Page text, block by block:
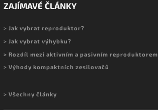
ZAJÍMAVÉ ČLÁNKY
> Jak vybrat reproduktor?
> Jak vybrat výhybku?
> Rozdíl mezi aktivním a pasivním reproduktorem
> Výhody kompaktních zesilovačů
> Všechny články